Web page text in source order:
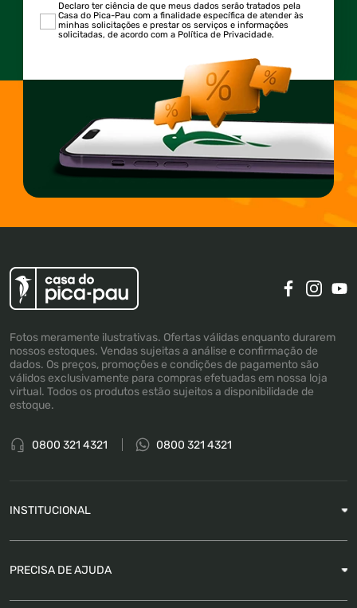
Declaro ter ciência de que meus dados serão tratados pela
Casa do Pica-Pau com a finalidade específica de atender às
minhas solicitações e prestar os serviços e informações
solicitadas, de acordo com a Política de Privacidade.
Fotos meramente ilustrativas. Ofertas válidas enquanto durarem
nossos estoques. Vendas sujeitas a análise e confirmação de
dados. Os preços, promoções e condições de pagamento são
válidos exclusivamente para compras efetuadas em nossa loja
virtual. Todos os produtos estão sujeitos a disponibilidade de
estoque.
0800 321 4321 0800 321 4321
INSTITUCIONAL
PRECISA DE AJUDA